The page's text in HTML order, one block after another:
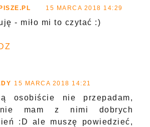
15 MARCA 2018 14:29
- miło mi to czytać :)
15 MARCA 2018 14:21
osobiście nie przepadam,
mam z nimi dobrych
:D ale muszę powiedzieć,